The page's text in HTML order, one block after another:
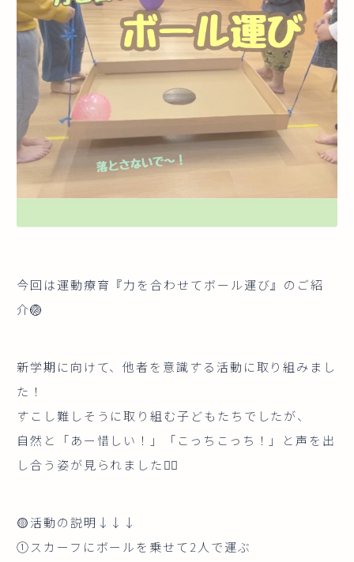
今回は運動療育『力を合わせてボール運び』のご紹
介🏐
新学期に向けて、他者を意識する活動に取り組みまし
た！
すこし難しそうに取り組む子どもたちでしたが、
自然と「あー惜しい！」「こっちこっち！」と声を出
し合う姿が見られました✊🏻
🟡活動の説明↓↓↓
①スカーフにボールを乗せて2人で運ぶ